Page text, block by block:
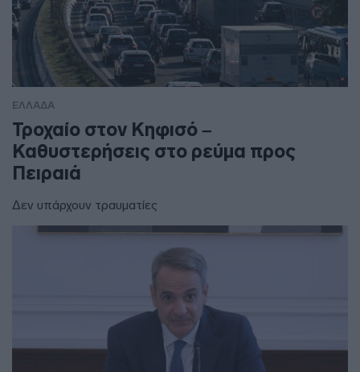
ΕΛΛΑΔΑ
Τροχαίο στον Κηφισό –
Καθυστερήσεις στο ρεύμα προς
Πειραιά
Δεν υπάρχουν τραυματίες